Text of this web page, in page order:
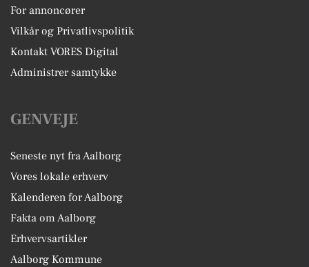
For annoncører
Vilkår og Privatlivspolitik
Kontakt VORES Digital
Administrer samtykke
GENVEJE
Seneste nyt fra Aalborg
Vores lokale erhverv
Kalenderen for Aalborg
Fakta om Aalborg
Erhvervsartikler
Aalborg Kommune